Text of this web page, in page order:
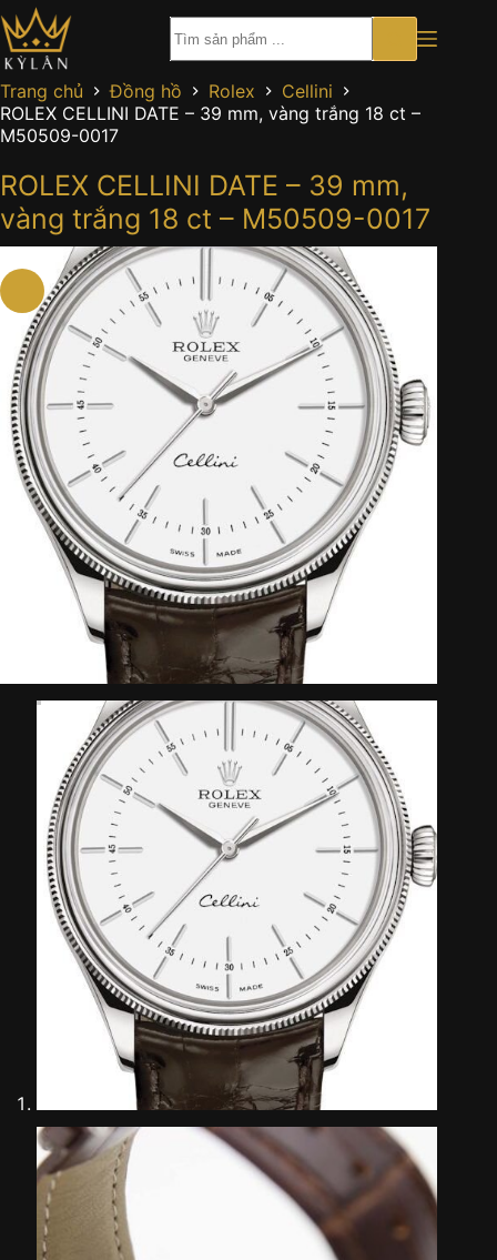
Chuyển
đến
phần
nội
dung
Trang chủ Đồng hồ Rolex
Cellini
ROLEX CELLINI DATE – 39 mm, vàng trắng 18 ct –
M50509-0017
ROLEX CELLINI DATE – 39 mm,
vàng trắng 18 ct – M50509-0017